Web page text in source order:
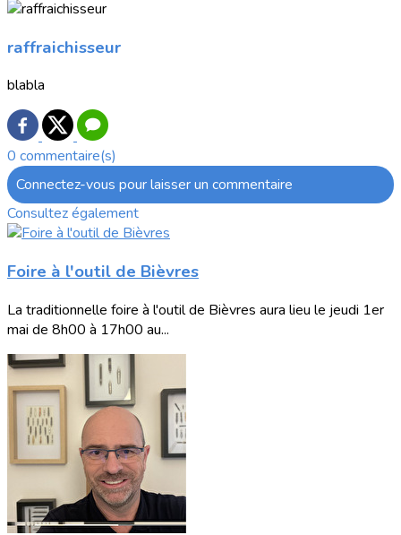
raffraichisseur
blabla
0 commentaire(s)
Connectez-vous pour laisser un commentaire
Consultez également
Foire à l'outil de Bièvres
La traditionnelle foire à l'outil de Bièvres aura lieu le jeudi 1er
mai de 8h00 à 17h00 au...